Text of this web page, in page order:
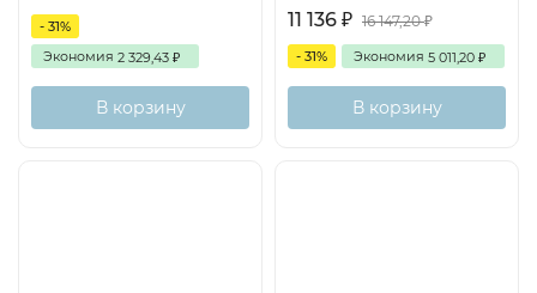
- 31%
Экономия 2 329,43 ₽
В корзину
11 136 ₽ 16 147,20₽
- 31% Экономия 5 011,20 ₽
В корзину